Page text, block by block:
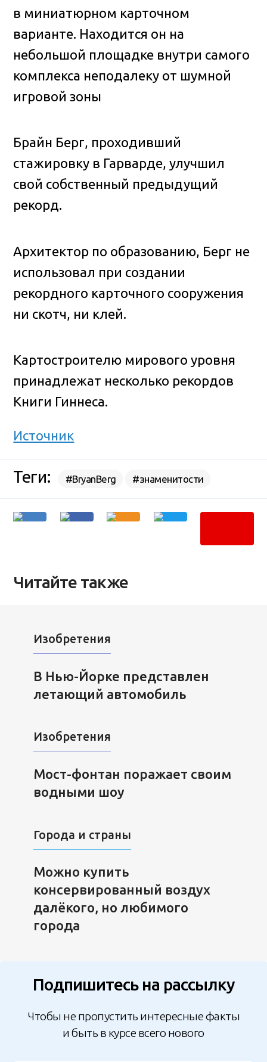
в миниатюрном карточном
варианте. Находится он на
небольшой площадке внутри самого
комплекса неподалеку от шумной
игровой зоны
Брайн Берг, проходивший
стажировку в Гарварде, улучшил
свой собственный предыдущий
рекорд.
Архитектор по образованию, Берг не
использовал при создании
рекордного карточного сооружения
ни скотч, ни клей.
Картостроителю мирового уровня
принадлежат несколько рекордов
Книги Гиннеса.
Источник
Теги: #BryanBerg #знаменитости
Читайте также
Изобретения
В Нью-Йорке представлен
летающий автомобиль
Изобретения
Мост-фонтан поражает своим
водными шоу
Города и страны
Можно купить
консервированный воздух
далёкого, но любимого
города
Подпишитесь на рассылку
Чтобы не пропустить интересные факты
и быть в курсе всего нового